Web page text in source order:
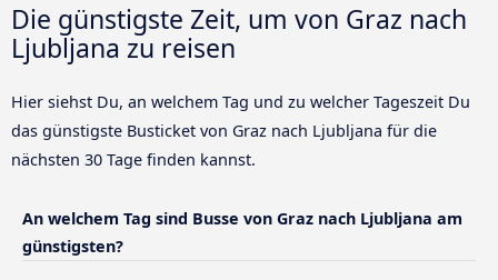
Die günstigste Zeit, um von Graz nach
Ljubljana zu reisen
Hier siehst Du, an welchem Tag und zu welcher Tageszeit Du
das günstigste Busticket von Graz nach Ljubljana für die
nächsten 30 Tage finden kannst.
An welchem Tag sind Busse von Graz nach Ljubljana am
günstigsten?